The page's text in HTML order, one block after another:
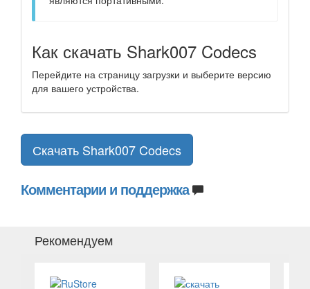
Как скачать Shark007 Codecs
Перейдите на страницу загрузки и выберите версию
для вашего устройства.
Скачать Shark007 Codecs
Комментарии и поддержка
Рекомендуем